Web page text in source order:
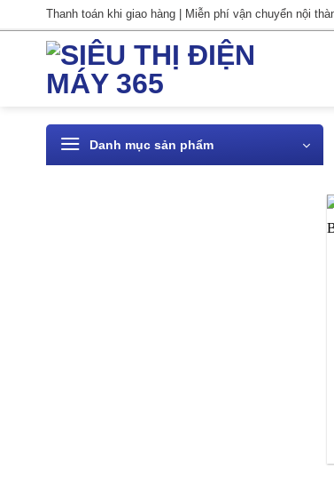
qua
Thanh toán khi giao hàng | Miễn phí vận chuyển nội
Danh mục sản phẩm